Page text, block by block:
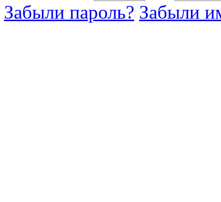
Забыли пароль? Забыли